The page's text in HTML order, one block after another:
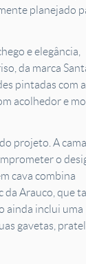
planejado
e elegância,
da marca
pintadas com
acolhedor e
projeto. A
o
cava combina
Arauco, que
ainda inclui uma
gavetas,